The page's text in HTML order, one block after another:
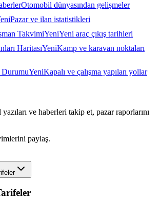
Otomobil dünyasından gelişmeler
Pazar ve ilan istatistikleri
TakvimiYeniYeni araç çıkış tarihleri
HaritasıYeniKamp ve karavan noktaları
YeniKapalı ve çalışma yapılan yollar
ve haberleri takip et, pazar raporlarını
paylaş.